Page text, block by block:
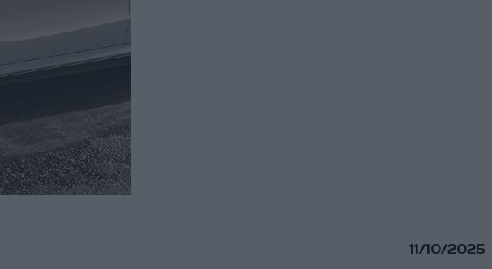
11/10/2025